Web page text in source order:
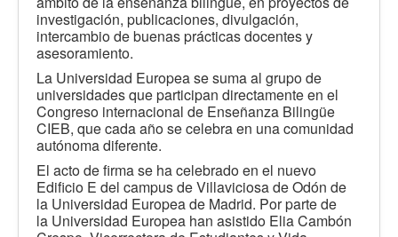
investigación, publicaciones, divulgación,
intercambio de buenas prácticas docentes y
asesoramiento.
La Universidad Europea se suma al grupo de
universidades que participan directamente en el
Congreso internacional de Enseñanza Bilingüe
CIEB, que cada año se celebra en una comunidad
autónoma diferente.
El acto de firma se ha celebrado en el nuevo
Edificio E del campus de Villaviciosa de Odón de
la Universidad Europea de Madrid. Por parte de
la Universidad Europea han asistido Elia Cambón